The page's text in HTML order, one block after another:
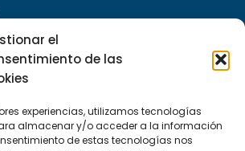
el
de las
experiencias, utilizamos tecnologías
almacenar y/o acceder a la información
de estas tecnologías nos
23 13 06